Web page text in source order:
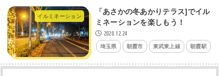
イルミネーション
「あさかの冬あかりテラス]でイル
ミネーションを楽しもう！
2020.12.24
埼玉県 朝霞市 東武東上線 朝霞駅